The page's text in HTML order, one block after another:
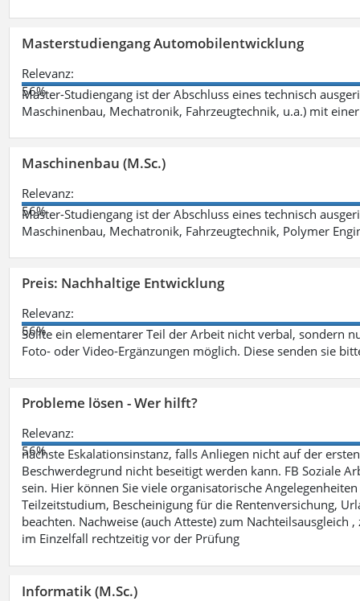
Masterstudiengang Automobilentwicklung
Relevanz:
56%
Master-Studiengang ist der Abschluss eines technisch
Maschinenbau, Mechatronik, Fahrzeugtechnik, u.a.) mit
Maschinenbau (M.Sc.)
Relevanz:
56%
Master-Studiengang ist der Abschluss eines technisch
Maschinenbau, Mechatronik, Fahrzeugtechnik, Polymer
Preis: Nachhaltige Entwicklung
Relevanz:
56%
Sollte ein elementarer Teil der Arbeit nicht verbal, sondern
Foto- oder Video-Ergänzungen möglich. Diese senden sie
Probleme lösen - Wer hilft?
Relevanz:
56%
nächste Eskalationsinstanz, falls Anliegen nicht auf der
Beschwerdegrund nicht beseitigt werden kann. FB Soziale
sein. Hier können Sie viele organisatorische
Teilzeitstudium, Bescheinigung für die Rentenversichung,
beachten. Nachweise (auch Atteste) zum Nachteilsausgleich
im Einzelfall rechtzeitig vor der Prüfung
Informatik (M.Sc.)